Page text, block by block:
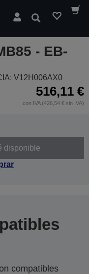
Buscar
- EB-
V12H006AX0
516,11 €
con IVA (426,54 € sin IVA)
disponible
compatibles